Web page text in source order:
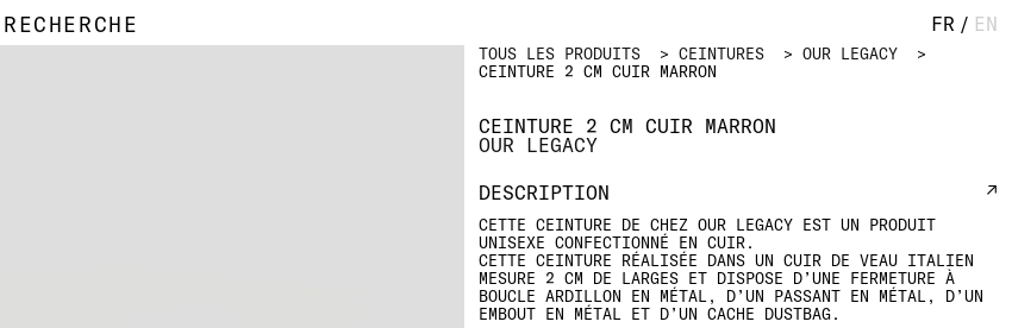
RECHERCHE FR / EN
TOUS LES PRODUITS CEINTURES
OUR LEGACY
CEINTURE 2 CM CUIR MARRON
CEINTURE 2 CM CUIR MARRON
OUR LEGACY
DESCRIPTION
CETTE CEINTURE DE CHEZ OUR LEGACY EST UN PRODUIT
UNISEXE CONFECTIONNÉ EN CUIR.
CETTE CEINTURE RÉALISÉE DANS UN CUIR DE VEAU ITALIEN
MESURE 2 CM DE LARGES ET DISPOSE D’UNE FERMETURE À
BOUCLE ARDILLON EN MÉTAL, D’UN PASSANT EN MÉTAL, D’UN
EMBOUT EN MÉTAL ET D’UN CACHE DUSTBAG.